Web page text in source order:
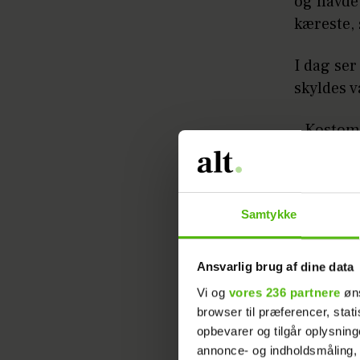
Samtykke
Ansvarlig brug af dine data
Vi og vores 236 partnere
browser til præferencer,
opbevarer og tilgår
annonce- og
kæreste,
I dag
skyldes
–
Hun
er jo